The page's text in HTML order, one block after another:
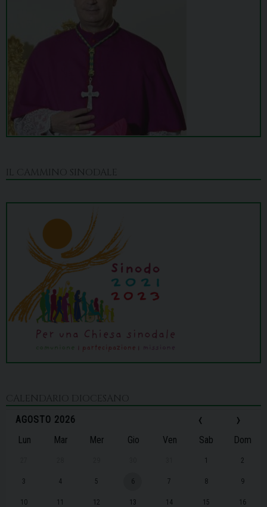
IL CAMMINO SINODALE
CALENDARIO DIOCESANO
‹
AGOSTO 2026 ›
Lun Mar Mer Gio Ven Sab Dom
1 2
3 4 5 6 7 8 9
10 11 12 13 14 15 16